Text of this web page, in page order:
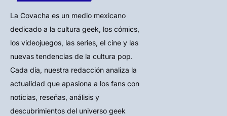
La Covacha es un medio mexicano
dedicado a la cultura geek, los cómics,
los videojuegos, las series, el cine y las
nuevas tendencias de la cultura pop.
Cada día, nuestra redacción analiza la
actualidad que apasiona a los fans con
noticias, reseñas, análisis y
descubrimientos del universo geek